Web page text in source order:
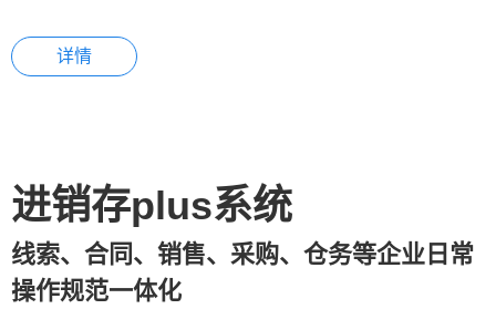
详情
进销存plus系统
线索、合同、销售、采购、仓务等企业日常
操作规范一体化